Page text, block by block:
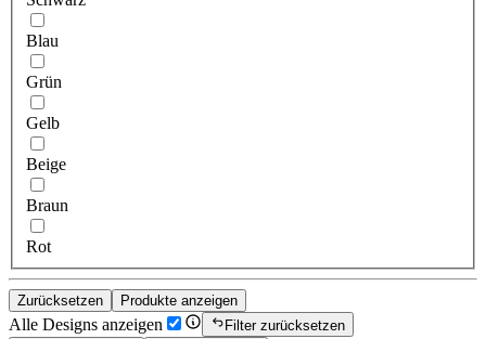
Blau
Grün
Gelb
Beige
Braun
Rot
Zurücksetzen Produkte anzeigen
Alle Designs anzeigen
Filter zurücksetzen